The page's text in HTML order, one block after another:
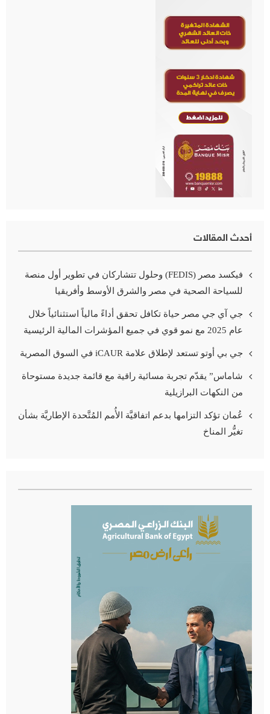
أحدث المقالات
فيكسد مصر (FEDIS) وحلول تتشاركان في تطوير أول منصة
للسياحة الصحية في مصر والشرق الأوسط وأفريقيا
جي آي جي مصر حياة تكافل تحقق أداءً مالياً استثنائياً خلال
عام 2025 مع نمو قوي في جميع المؤشرات المالية الرئيسية
جي بي أوتو تستعد لإطلاق علامة iCAUR في السوق المصرية
شاماس” يقدّم تجربة مسائية راقية مع قائمة جديدة مستوحاة
من النكهات البرازيلية
عُمان تؤكد التزامها بدعم اتفاقيَّة الأُمم المُتَّحدة الإطاريَّة بشأن
تغيُّر المناخ